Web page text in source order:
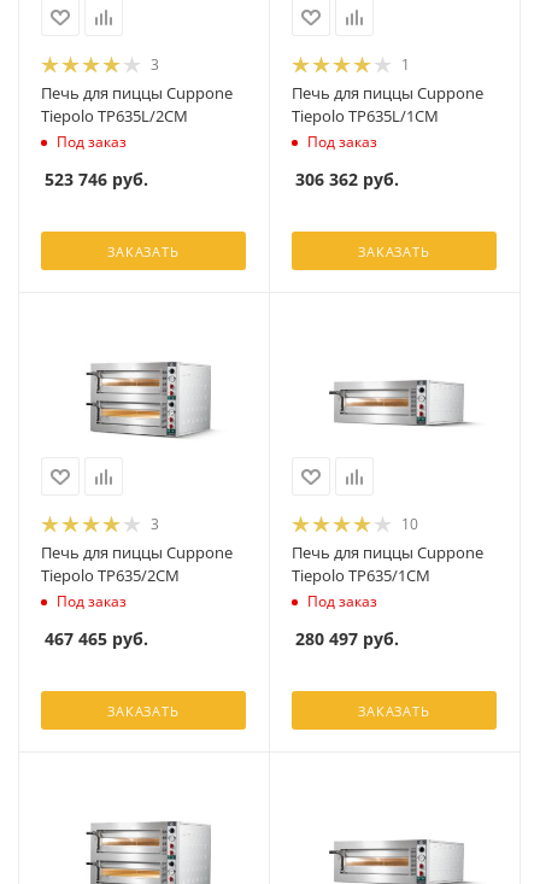
3
Печь для пиццы Cuppone
Tiepolo TP635L/2CM
Под заказ
523 746 руб.
ЗАКАЗАТЬ
1
Печь для пиццы Cuppone
Tiepolo TP635L/1CM
Под заказ
306 362 руб.
ЗАКАЗАТЬ
3
Печь для пиццы Cuppone
Tiepolo TP635/2CM
Под заказ
467 465 руб.
ЗАКАЗАТЬ
10
Печь для пиццы Cuppone
Tiepolo TP635/1CM
Под заказ
280 497 руб.
ЗАКАЗАТЬ